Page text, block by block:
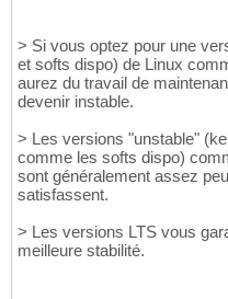
> Si vous optez pour une
et softs dispo) de Linux
aurez du travail de
devenir instable.
> Les versions "unstable"
comme les softs dispo)
sont généralement assez
satisfassent.
> Les versions LTS vous
meilleure stabilité.